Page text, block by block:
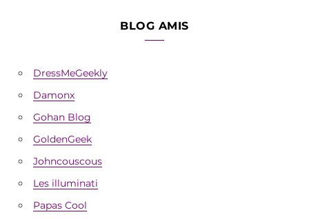
BLOG AMIS
DressMeGeekly
Damonx
Gohan Blog
GoldenGeek
Johncouscous
Les illuminati
Papas Cool